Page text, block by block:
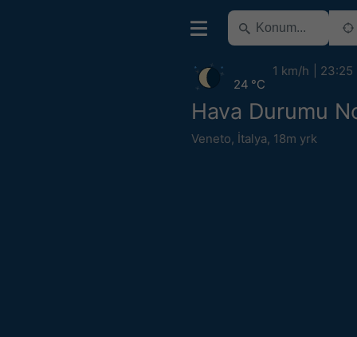
Hava Durumu
Veneto, İtalya, 18m yrk
24 °C
1 km/h 23:25